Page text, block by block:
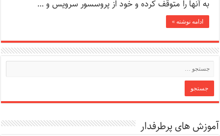
به آنها را متوقف کرده و خود از پروسسور سرویس و …
ادامه نوشته »
آموزش های پرطرفدار